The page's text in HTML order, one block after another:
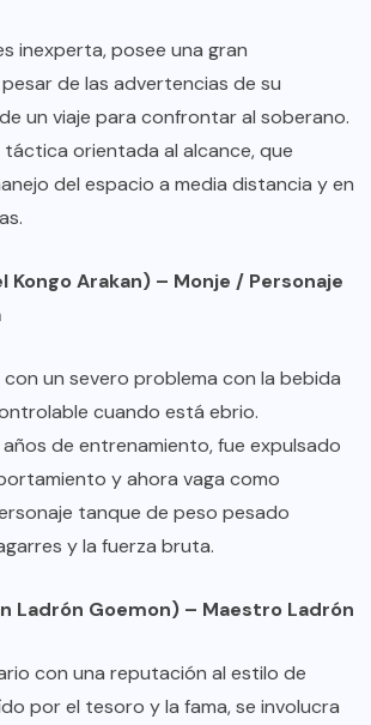
inexperta, posee una gran
de las advertencias de su
un viaje para confrontar al soberano.
táctica orientada al alcance, que
del espacio a media distancia y en
Kongo Arakan) – Monje / Personaje
con un severo problema con la bebida
cuando está ebrio.
de entrenamiento, fue expulsado
y ahora vaga como
tanque de peso pesado
y la fuerza bruta.
Ladrón Goemon) – Maestro Ladrón
con una reputación al estilo de
por el tesoro y la fama, se involucra